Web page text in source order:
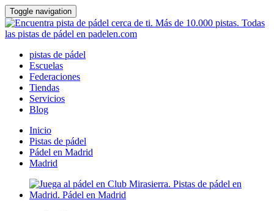
Toggle navigation
pistas de pádel
Escuelas
Federaciones
Tiendas
Servicios
Blog
Inicio
Pistas de pádel
Pádel en Madrid
Madrid